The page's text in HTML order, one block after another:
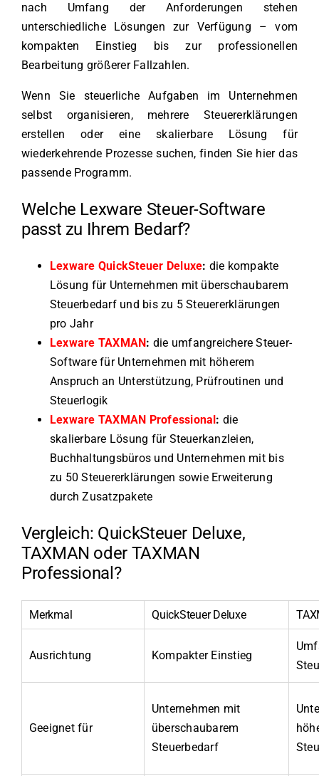
nach Umfang der Anforderungen stehen
unterschiedliche Lösungen zur Verfügung – vom
kompakten Einstieg bis zur professionellen
Bearbeitung größerer Fallzahlen.
Wenn Sie steuerliche Aufgaben im Unternehmen
selbst organisieren, mehrere Steuererklärungen
erstellen oder eine skalierbare Lösung für
wiederkehrende Prozesse suchen, finden Sie hier das
passende Programm.
Welche Lexware Steuer-Software
passt zu Ihrem Bedarf?
Lexware QuickSteuer Deluxe: die kompakte
Lösung für Unternehmen mit überschaubarem
Steuerbedarf und bis zu 5 Steuererklärungen
pro Jahr
Lexware TAXMAN : die umfangreichere Steuer-
Software für Unternehmen mit höherem
Anspruch an Unterstützung, Prüfroutinen und
Steuerlogik
Lexware TAXMAN Professional : die
skalierbare Lösung für Steuerkanzleien,
Buchhaltungsbüros und Unternehmen mit bis
zu 50 Steuererklärungen sowie Erweiterung
durch Zusatzpakete
Vergleich: QuickSteuer Deluxe,
TAXMAN oder TAXMAN
Professional?
Merkmal QuickSteuer Deluxe
Ausrichtung Kompakter Einstieg
Geeignet für
Unternehmen mit
überschaubarem
Steuerbedarf